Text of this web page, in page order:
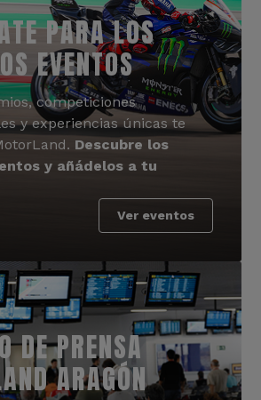
PARA LOS
EVENTOS
competiciones
y experiencias únicas te
Descubre los
y añádelos a tu
Ver eventos
DE PRENSA
ARAGÓN